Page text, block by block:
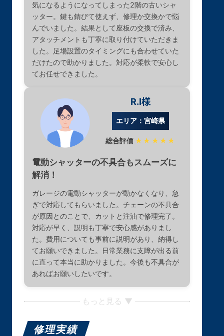
気になるようになってしまった2階の古いシャ
ッター。鍵も錆びて使えず、修理か交換かで悩
んでいました。結果として座板の交換で済み、
アタッチメントも丁寧に取り付けていただきま
した。足場設置のタイミングにも合わせていた
だけたので助かりました。対応が柔軟で安心し
てお任せできました。
R.I様
エリア：宮崎県
総合評価 ★★★★★
電動シャッターの不具合もスムーズに
解消！
ガレージの電動シャッターが動かなくなり、急
ぎで対応してもらいました。チェーンの不具合
が原因とのことで、カットと注油で修理完了。
対応が早く、説明も丁寧で安心感がありまし
た。費用についても事前に説明があり、納得し
てお願いできました。日常業務に支障が出る前
に直って本当に助かりました。今後も不具合が
あればお願いしたいです。
もっと見る ▼
修理実績